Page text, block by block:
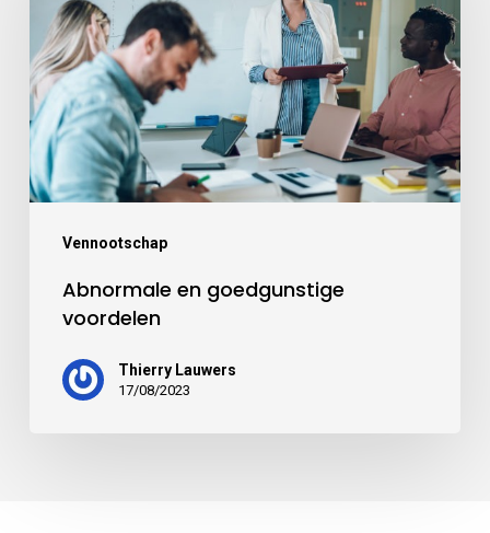
Vennootschap
Abnormale en goedgunstige
voordelen
Thierry Lauwers
17/08/2023